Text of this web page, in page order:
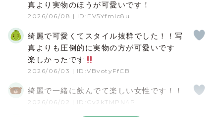
2026/06/08 | ID:EV5Yfmlc8u
真より実物のほうが可愛いです！
2026/06/03 | ID:VBvotyFfCB
綺麗で可愛くてスタイル抜群でした！！写
真よりも圧倒的に実物の方が可愛いです
楽しかったです
2026/06/02 | ID:Cv2kTMPN4P
綺麗で一緒に飲んでて楽しい女性です！！